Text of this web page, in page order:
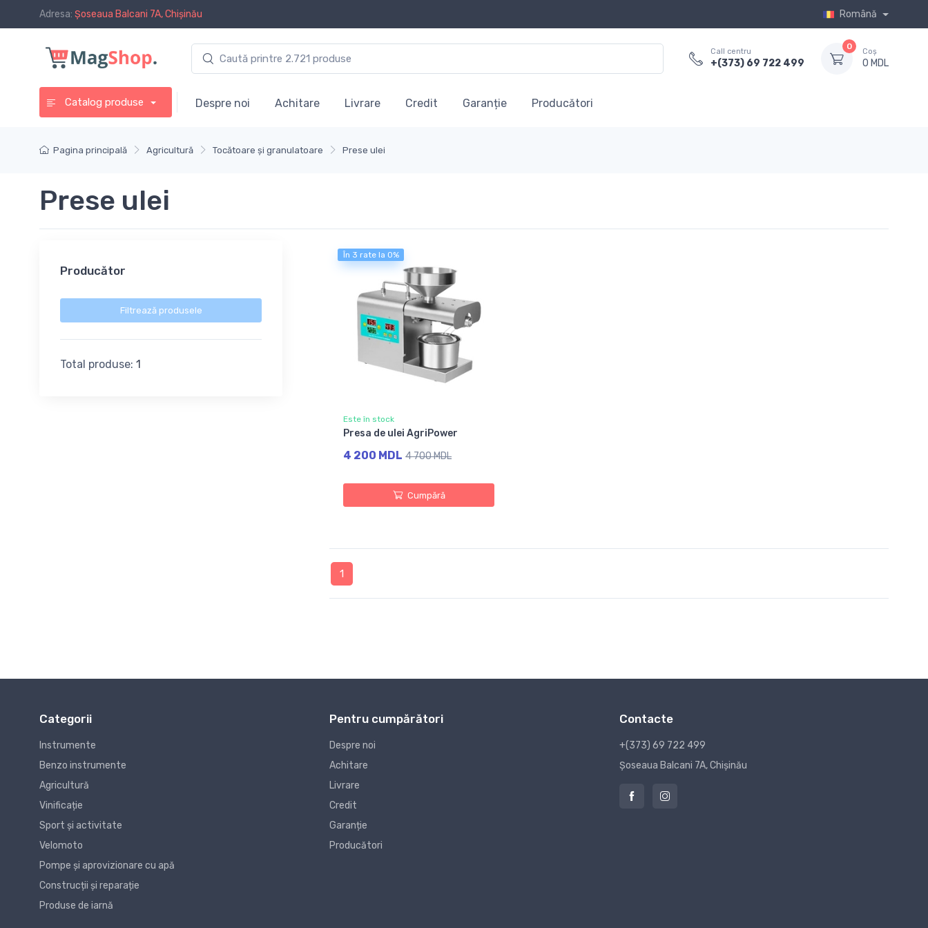
Adresa: Șoseaua Balcani 7A, Chișinău Română
Call centru
+(373) 69 722 499
0
Coș
0 MDL
Catalog produse Despre noi Achitare Livrare Credit Garanție Producători
Pagina principală Agricultură Tocătoare și granulatoare Prese ulei
Prese ulei
Producător
Filtrează produsele
Total produse: 1
În 3 rate la 0%
Este în stock
Presa de ulei AgriPower
4 200 MDL 4 700 MDL
Cumpără
1
Categorii
Instrumente
Benzo instrumente
Agricultură
Vinificație
Sport și activitate
Velomoto
Pompe și aprovizionare cu apă
Construcții și reparație
Produse de iarnă
Pentru cumpărători
Despre noi
Achitare
Livrare
Credit
Garanție
Producători
Contacte
+(373) 69 722 499
Șoseaua Balcani 7A, Chișinău